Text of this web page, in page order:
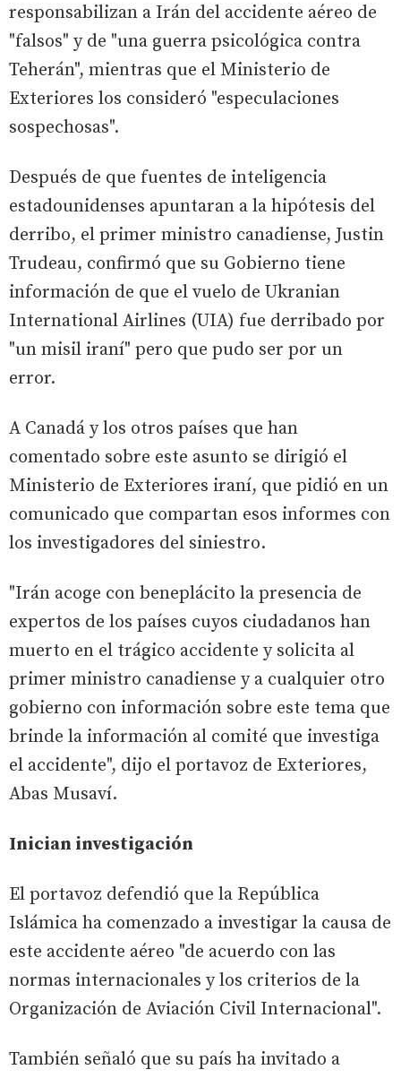
responsabilizan a Irán del accidente aéreo de
"falsos" y de "una guerra psicológica contra
Teherán", mientras que el Ministerio de
Exteriores los consideró "especulaciones
sospechosas".
Después de que fuentes de inteligencia
estadounidenses apuntaran a la hipótesis del
derribo, el primer ministro canadiense, Justin
Trudeau, confirmó que su Gobierno tiene
información de que el vuelo de Ukranian
International Airlines (UIA) fue derribado por
"un misil iraní" pero que pudo ser por un
error.
A Canadá y los otros países que han
comentado sobre este asunto se dirigió el
Ministerio de Exteriores iraní, que pidió en un
comunicado que compartan esos informes con
los investigadores del siniestro.
"Irán acoge con beneplácito la presencia de
expertos de los países cuyos ciudadanos han
muerto en el trágico accidente y solicita al
primer ministro canadiense y a cualquier otro
gobierno con información sobre este tema que
brinde la información al comité que investiga
el accidente", dijo el portavoz de Exteriores,
Abas Musaví.
Inician investigación
El portavoz defendió que la República
Islámica ha comenzado a investigar la causa de
este accidente aéreo "de acuerdo con las
normas internacionales y los criterios de la
Organización de Aviación Civil Internacional".
También señaló que su país ha invitado a